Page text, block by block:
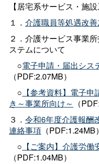
【居宅系サービス・施
１． 介護職員等処遇改
２．介護サービス事業
ステムについて
○電子申請・届出シス
（PDF:2.07MB）
○ 【参考資料】電子
き～事業所向け～ （
３． 令和6年度介護報酬
連絡事項（PDF:1.24MB）
○ 【ご案内】介護労
（PDF:1.04MB）